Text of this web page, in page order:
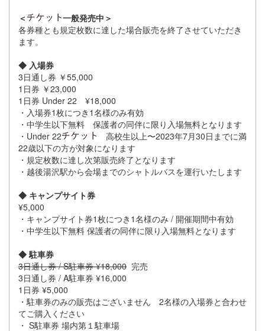
＜
一般発売中＞
各券種とも規定枚数に達した場合販売を終了させていただき
ます。
◆ 入場券
3日通し券 ￥55,000
1日券 ￥23,000
1日券 Under 22 ¥18,000
・入場券1枚につき1名様のみ有効
・中学生以下無料 保護者の同伴に限り入場無料となります
・Under 22
高校生以上〜2023年7月30日までに満
22歳以下の方が対象になります
・規定枚数に達し次第販売終了となります
・越後湯沢駅から会場までのシャトルバスを運行いたします
◆ キャンプサイト券
¥5,000
・キャンプサイト券1枚につき1名様のみ / 開催期間中有効
・中学生以下無料 保護者の同伴に限り入場無料となります
◆ 駐車券
3日通し券 / S駐車券 ¥18,000 完売
3日通し券 / A駐車券 ¥16,000
1日券 ¥5,000
・駐車券のみの販売はございません 2名様の入場券と合わせ
てご購入ください
・ S駐車券 場内第１駐車場